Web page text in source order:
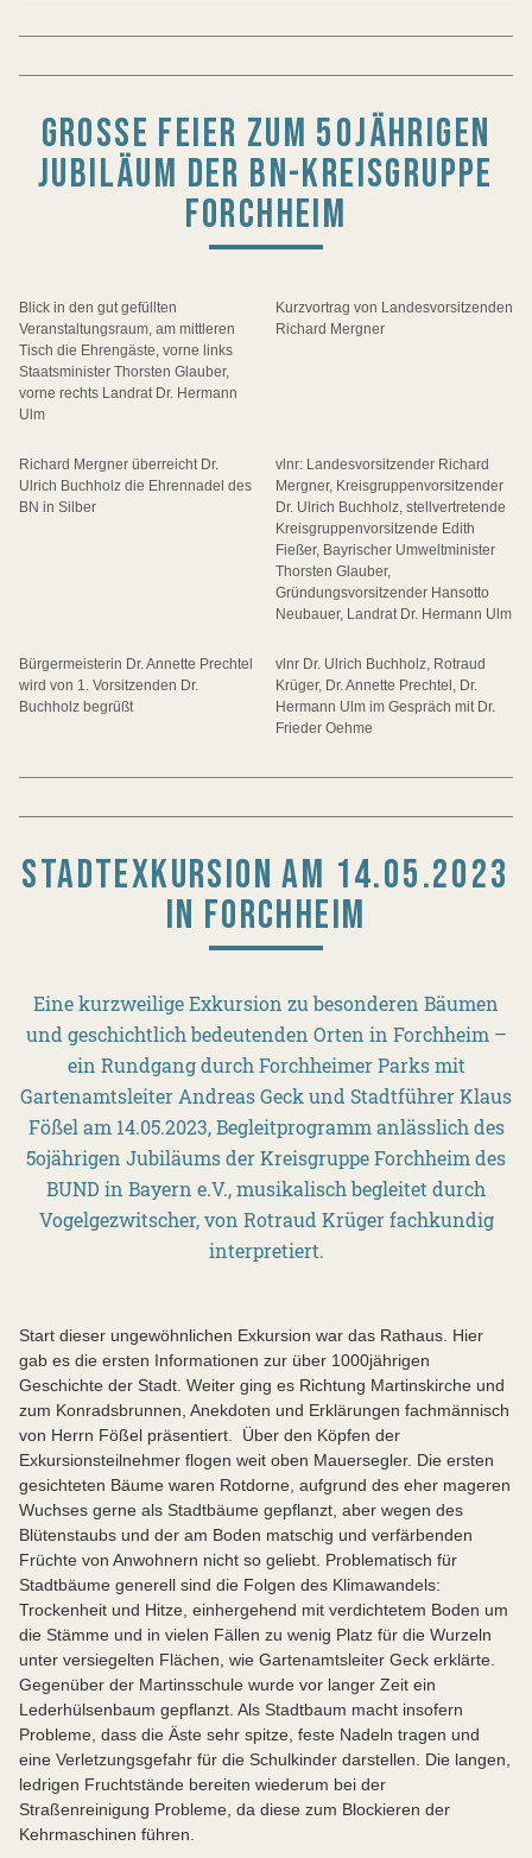
GROSSE FEIER ZUM 50JÄHRIGEN J
UBILÄUM DER BN-KREISGRUPPE F
ORCHHEIM
Blick in den gut gefüllten
Veranstaltungsraum, am mittleren
Tisch die Ehrengäste, vorne links
Staatsminister Thorsten Glauber,
vorne rechts Landrat Dr. Hermann
Ulm
Kurzvortrag von Landesvorsitzenden
Richard Mergner
Richard Mergner überreicht Dr.
Ulrich Buchholz die Ehrennadel des
BN in Silber
vlnr: Landesvorsitzender Richard
Mergner, Kreisgruppenvorsitzender
Dr. Ulrich Buchholz, stellvertretende
Kreisgruppenvorsitzende Edith
Fießer, Bayrischer Umweltminister
Thorsten Glauber,
Gründungsvorsitzender Hansotto
Neubauer, Landrat Dr. Hermann Ulm
Bürgermeisterin Dr. Annette Prechtel
wird von 1. Vorsitzenden Dr.
Buchholz begrüßt
vlnr Dr. Ulrich Buchholz, Rotraud
Krüger, Dr. Annette Prechtel, Dr.
Hermann Ulm im Gespräch mit Dr.
Frieder Oehme
STADTEXKURSION AM 14.05.2023
IN FORCHHEIM
Eine kurzweilige Exkursion zu besonderen Bäumen
und geschichtlich bedeutenden Orten in Forchheim –
ein Rundgang durch Forchheimer Parks mit
Gartenamtsleiter Andreas Geck und Stadtführer Klaus
Fößel am 14.05.2023, Begleitprogramm anlässlich des
5ojährigen Jubiläums der Kreisgruppe Forchheim des
BUND in Bayern e.V., musikalisch begleitet durch
Vogelgezwitscher, von Rotraud Krüger fachkundig
interpretiert.
Start dieser ungewöhnlichen Exkursion war das Rathaus. Hier
gab es die ersten Informationen zur über 1000jährigen
Geschichte der Stadt. Weiter ging es Richtung Martinskirche und
zum Konradsbrunnen, Anekdoten und Erklärungen fachmännisch
von Herrn Fößel präsentiert. Über den Köpfen der
Exkursionsteilnehmer flogen weit oben Mauersegler. Die ersten
gesichteten Bäume waren Rotdorne, aufgrund des eher mageren
Wuchses gerne als Stadtbäume gepflanzt, aber wegen des
Blütenstaubs und der am Boden matschig und verfärbenden
Früchte von Anwohnern nicht so geliebt. Problematisch für
Stadtbäume generell sind die Folgen des Klimawandels:
Trockenheit und Hitze, einhergehend mit verdichtetem Boden um
die Stämme und in vielen Fällen zu wenig Platz für die Wurzeln
unter versiegelten Flächen, wie Gartenamtsleiter Geck erklärte.
Gegenüber der Martinsschule wurde vor langer Zeit ein
Lederhülsenbaum gepflanzt. Als Stadtbaum macht insofern
Probleme, dass die Äste sehr spitze, feste Nadeln tragen und
eine Verletzungsgefahr für die Schulkinder darstellen. Die langen,
ledrigen Fruchtstände bereiten wiederum bei der
Straßenreinigung Probleme, da diese zum Blockieren der
Kehrmaschinen führen.